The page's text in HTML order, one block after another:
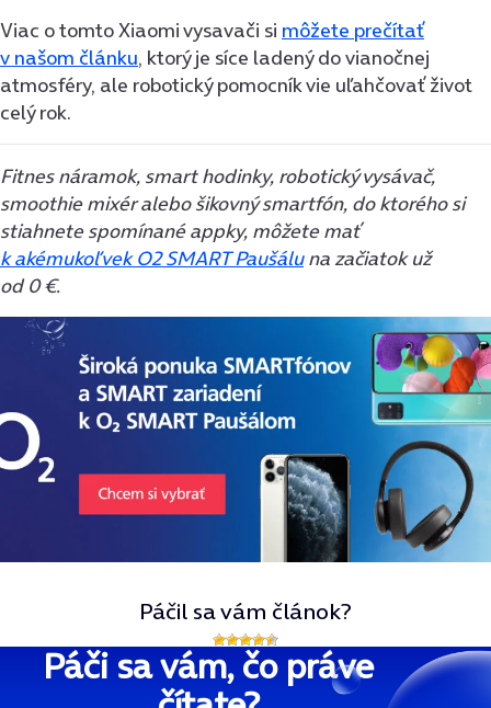
Viac o tomto Xiaomi vysavači si môžete prečítať
v našom článku, ktorý je síce ladený do vianočnej
atmosféry, ale robotický pomocník vie uľahčovať život
celý rok.
Fitnes náramok, smart hodinky, robotický vysávač,
smoothie mixér alebo šikovný smartfón, do ktorého si
stiahnete spomínané appky, môžete mať
k akémukoľvek O2 SMART Paušáluna začiatok už
od 0 €.
Páčil sa vám článok?
Páči sa vám, čo práve